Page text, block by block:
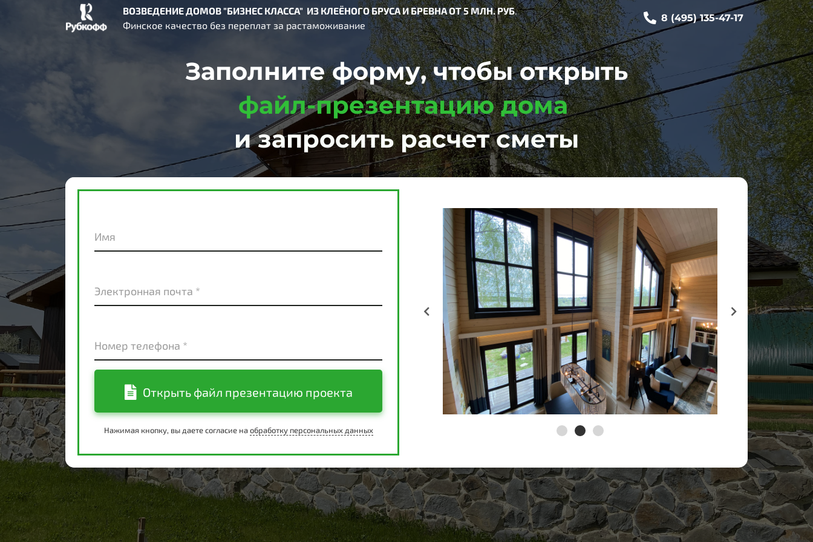
ВОЗВЕДЕНИЕДОМОВ"БИЗНЕС КЛАССА" ИЗ КЛЕЁНОГОБРУСАИБРЕВНАОТ 5 МЛН. РУБ.
Финское качество без переплат за растаможивание
8 (495) 135-47-17
Заполните форму, чтобы открыть
файл-презентацию дома
и запросить расчет сметы
Имя
Электронная почта *
Номер телефона *
Открыть файл презентацию проекта
Нажимая кнопку, вы даете согласие наобработку персональных данных